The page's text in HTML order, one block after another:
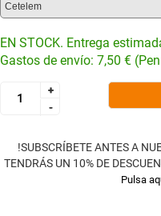
Cetelem
EN STOCK. Entrega
Gastos de envío: 7,50 €
+
-
+
-
!SUBSCRÍBETE ANTES A
TENDRÁS UN 10% DE
Pulsa